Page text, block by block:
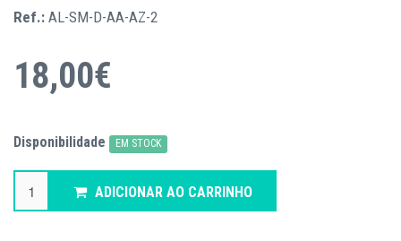
Ref.: AL-SM-D-AA-AZ-2
18,00€
Disponibilidade EM STOCK
ADICIONAR AO CARRINHO